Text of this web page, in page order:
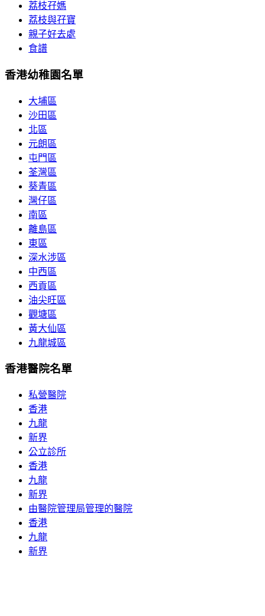
荔枝孖媽
荔枝與孖寶
親子好去處
食譜
香港幼稚園名單
大埔區
沙田區
北區
元朗區
屯門區
荃灣區
葵青區
灣仔區
南區
離島區
東區
深水涉區
中西區
西貢區
油尖旺區
觀塘區
黃大仙區
九龍城區
香港醫院名單
私營醫院
香港
九龍
新界
公立診所
香港
九龍
新界
由醫院管理局管理的醫院
香港
九龍
新界